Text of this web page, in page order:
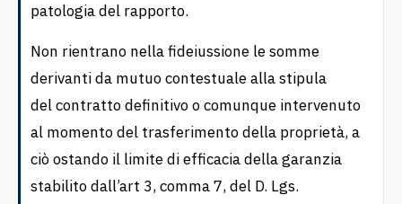
patologia del rapporto.
Non rientrano nella fideiussione le somme
derivanti da mutuo contestuale alla stipula
del contratto definitivo o comunque intervenuto
al momento del trasferimento della proprietà, a
ciò ostando il limite di efficacia della garanzia
stabilito dall’art 3, comma 7, del D. Lgs.